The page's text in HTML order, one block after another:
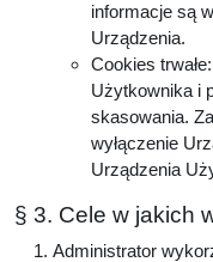
informacje są
Urządzenia.
Cookies
Użytkownika i
skasowania.
wyłączenie
Urządzenia
§ 3. Cele w jakich
Administrator